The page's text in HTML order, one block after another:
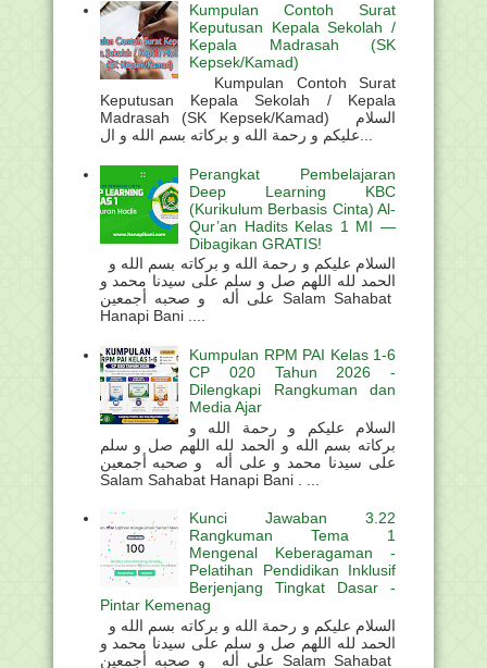
Kumpulan Contoh Surat
Keputusan Kepala Sekolah /
Kepala Madrasah (SK
Kepsek/Kamad)
Kumpulan Contoh Surat
Keputusan Kepala Sekolah / Kepala
Madrasah (SK Kepsek/Kamad) السلام
Perangkat Pembelajaran
Deep Learning KBC
(Kurikulum Berbasis Cinta) Al-
Qur’an Hadits Kelas 1 MI —
Dibagikan GRATIS!
الحمد لله اللهم صل و سلم على سيدنا محمد و
على أله و صحبه أجمعين Salam Sahabat
Hanapi Bani ....
Kumpulan RPM PAI Kelas 1-6
CP 020 Tahun 2026 -
Dilengkapi Rangkuman dan
Media Ajar
السلام عليكم و رحمة الله و
بركاته بسم الله و الحمد لله اللهم صل و سلم
على سيدنا محمد و على أله و صحبه أجمعين
Salam Sahabat Hanapi Bani . ...
Kunci Jawaban 3.22
Rangkuman Tema 1
Mengenal Keberagaman -
Pelatihan Pendidikan Inklusif
Berjenjang Tingkat Dasar -
Pintar Kemenag
الحمد لله اللهم صل و سلم على سيدنا محمد و
على أله و صحبه أجمعين Salam Sahabat